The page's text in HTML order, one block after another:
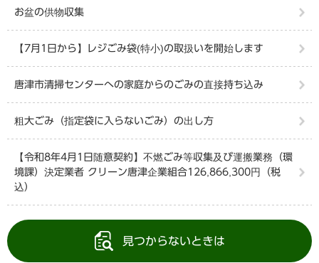
お盆の供物収集
【7月1日から】レジごみ袋(特小)の取扱いを開始します
唐津市清掃センターへの家庭からのごみの直接持ち込み
粗大ごみ（指定袋に入らないごみ）の出し方
【令和8年4月1日随意契約】不燃ごみ等収集及び運搬業務（環
境課）決定業者 クリーン唐津企業組合126,866,300円（税
込）
見つからないときは